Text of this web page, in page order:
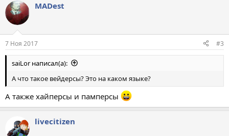
MADest
7 Ноя 2017 #3
saiLor написал(а):
А что такое вейдерсы? Это на каком языке?
А также хайперсы и памперсы
livecitizen